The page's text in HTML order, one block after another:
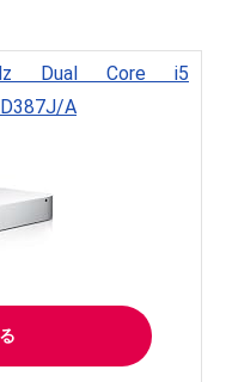
Dual Core i5
A